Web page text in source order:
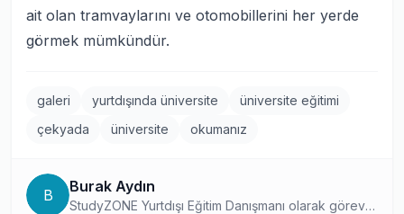
ait olan tramvaylarını ve otomobillerini her yerde
görmek mümkündür.
galeri yurtdışında üniversite
üniversite eğitimi
çekyada
üniversite okumanız
B Burak Aydın
StudyZONE Yurtdışı Eğitim Danışmanı olarak görev